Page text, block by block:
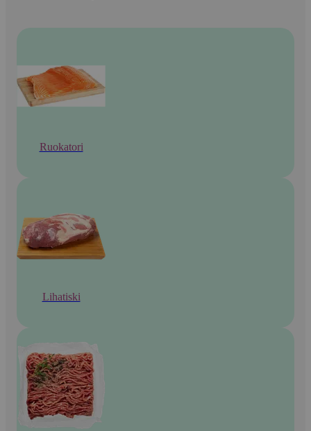
Ruokatori
Lihatiski